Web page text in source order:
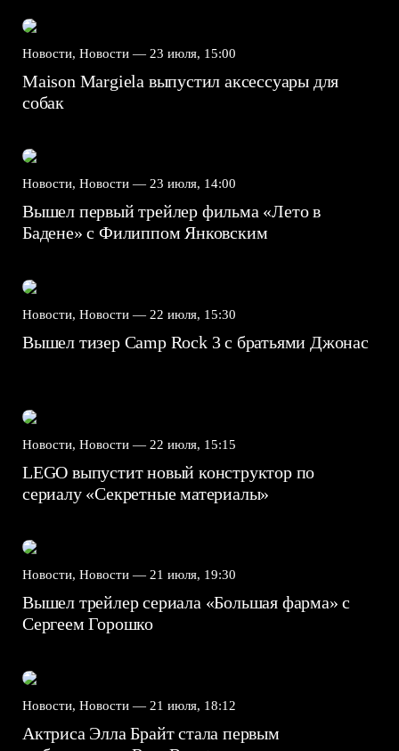
Новости, Новости — 23 июля, 15:00
Maison Margiela выпустил аксессуары для
собак
Новости, Новости — 23 июля, 14:00
Вышел первый трейлер фильма «Лето в
Бадене» с Филиппом Янковским
Новости, Новости — 22 июля, 15:30
Вышел тизер Camp Rock 3 с братьями Джонас
Новости, Новости — 22 июля, 15:15
LEGO выпустит новый конструктор по
сериалу «Секретные материалы»
Новости, Новости — 21 июля, 19:30
Вышел трейлер сериала «Большая фарма» с
Сергеем Горошко
Новости, Новости — 21 июля, 18:12
Актриса Элла Брайт стала первым